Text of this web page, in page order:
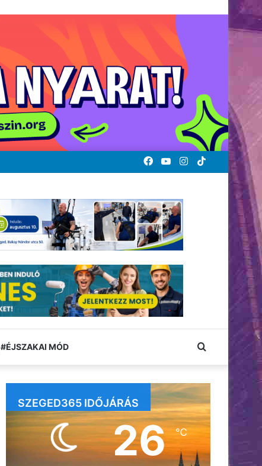
TikTok
Instagram
YouTube
Facebook
#ÉJSZAKAI MÓD Keresés:
SZEGED365 IDŐJÁRÁS
26℃